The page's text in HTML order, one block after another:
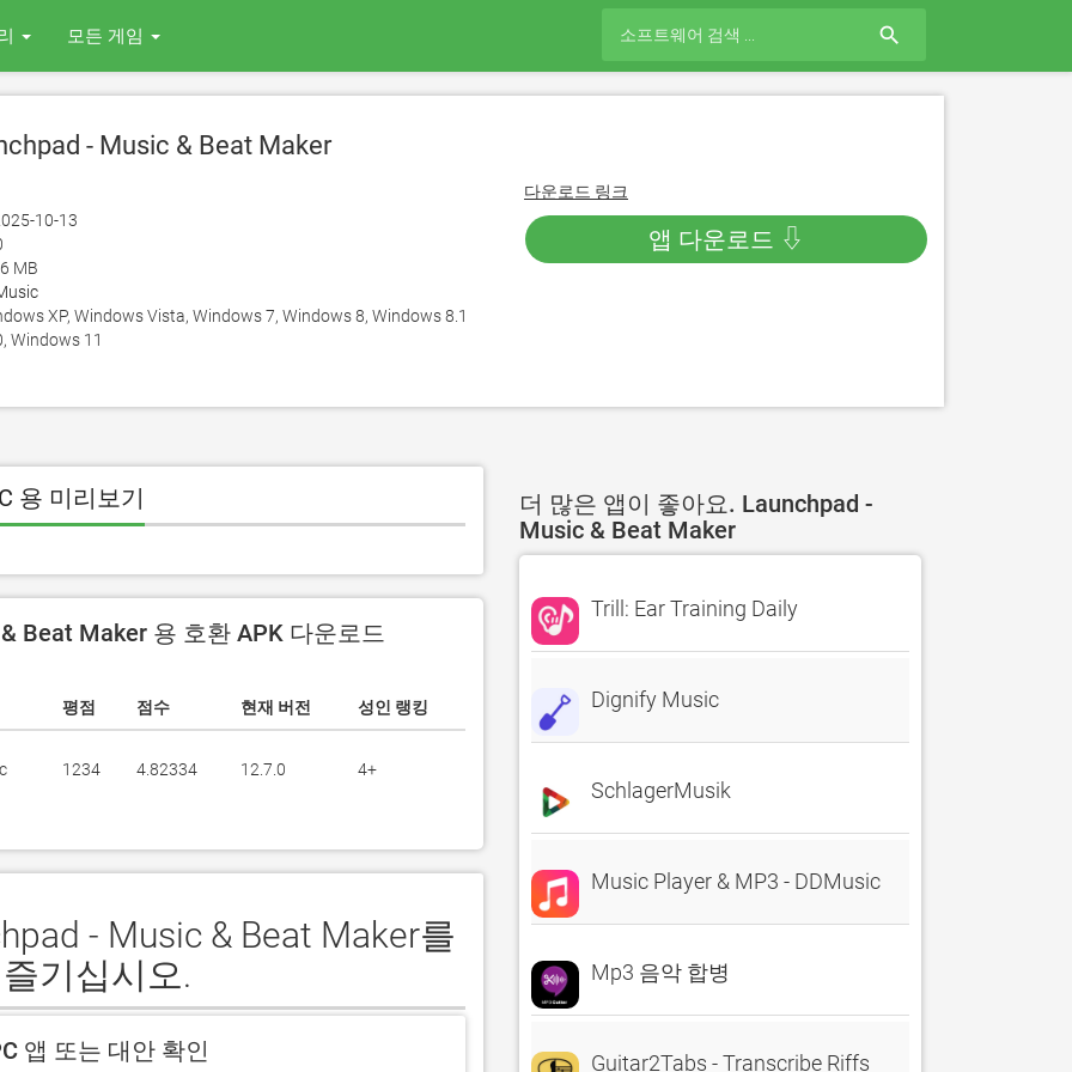
모든 게임 search
- Music & Beat Maker
10-13
MB
XP, Windows Vista, Windows 7, Windows 8, Windows 8.1
Windows 11
다운로드 링크
앱 다운로드 ⇩
용 미리보기
Beat Maker 용 호환 APK 다운로드
평점 점수 현재 버전 성인 랭킹
1234 4.82334 12.7.0 4+
- Music & Beat Maker를
기십시오.
앱 또는 대안 확인
더 많은 앱이 좋아요. Launchpad -
Music & Beat Maker
Trill: Ear Training Daily
Dignify Music
SchlagerMusik
Music Player & MP3 - DDMusic
Mp3 음악 합병
Guitar2Tabs - Transcribe Riffs